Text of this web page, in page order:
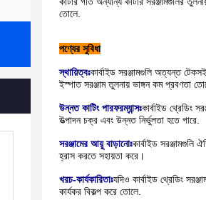
তোলে.
পণ্যের সুবিধা
স্থায়িত্বঃকার্বাইড সরঞ্জামগুলি অত্যন্ত
ইস্পাত সরঞ্জাম তুলনায় ভাঙ্গন কম প্রবণতা
উন্নত কাটিং পারফরম্যান্সঃকার্বাইড থ্রেডিং
উত্পাদন চক্র এবং উন্নত নির্ভুলতা হতে পারে.
সরঞ্জামের আয়ু বাড়ানোঃকার্বাইড সরঞ্জামগুলি
হ্রাস করতে সহায়তা করে।
খরচ-কার্যকারিতাঃযদিও কার্বাইড থ্রেডিং
কার্যকর বিকল্প করে তোলে.